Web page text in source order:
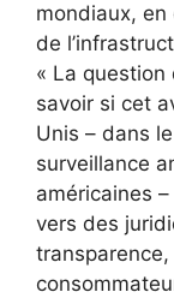
mondiaux, en
de
« La
savoir si cet
Unis – dans
surveillance
américaines
vers des